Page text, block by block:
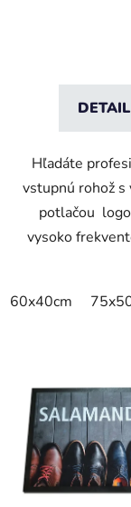
DETAIL
Hľadáte
vstupnú rohož s
potlačou
vysoko
60x40cm